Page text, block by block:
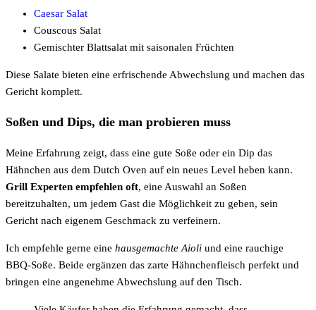
Caesar Salat
Couscous Salat
Gemischter Blattsalat mit saisonalen Früchten
Diese Salate bieten eine erfrischende Abwechslung und machen das
Gericht komplett.
Soßen und Dips, die man probieren muss
Meine Erfahrung zeigt, dass eine gute Soße oder ein Dip das
Hähnchen aus dem Dutch Oven auf ein neues Level heben kann.
Grill Experten empfehlen oft, eine Auswahl an Soßen
bereitzuhalten, um jedem Gast die Möglichkeit zu geben, sein
Gericht nach eigenem Geschmack zu verfeinern.
Ich empfehle gerne eine hausgemachte Aioli und eine rauchige
BBQ-Soße. Beide ergänzen das zarte Hähnchenfleisch perfekt und
bringen eine angenehme Abwechslung auf den Tisch.